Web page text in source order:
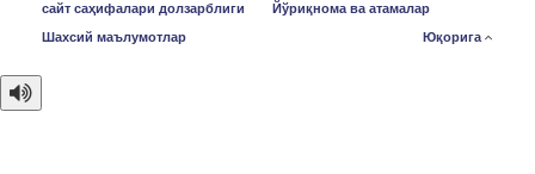
сайт саҳифалари долзарблиги
Йўриқнома ва атамалар
Шахсий маълумотлар
Юқорига